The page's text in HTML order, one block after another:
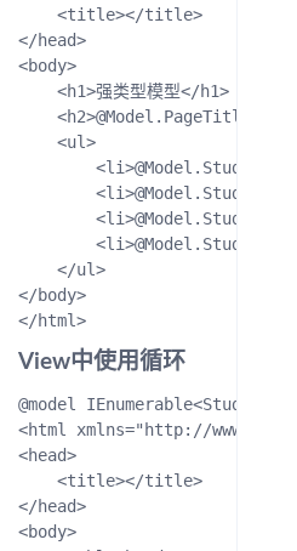
    <title></title>
</head>
<body>
    <h1>强类型模型</h1>
    <h2>@Model.PageTitle</h2>
    <ul>
    </ul>
</body>
View中使用循环
@model
<html xmlns="http://
<head>
    <title></title>
</head>
<body>